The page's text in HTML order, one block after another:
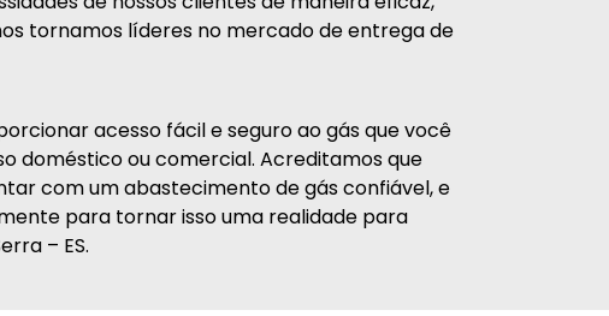
tornamos líderes no mercado de entrega de
acesso fácil e seguro ao gás que você
doméstico ou comercial. Acreditamos que
com um abastecimento de gás confiável, e
para tornar isso uma realidade para
– ES.